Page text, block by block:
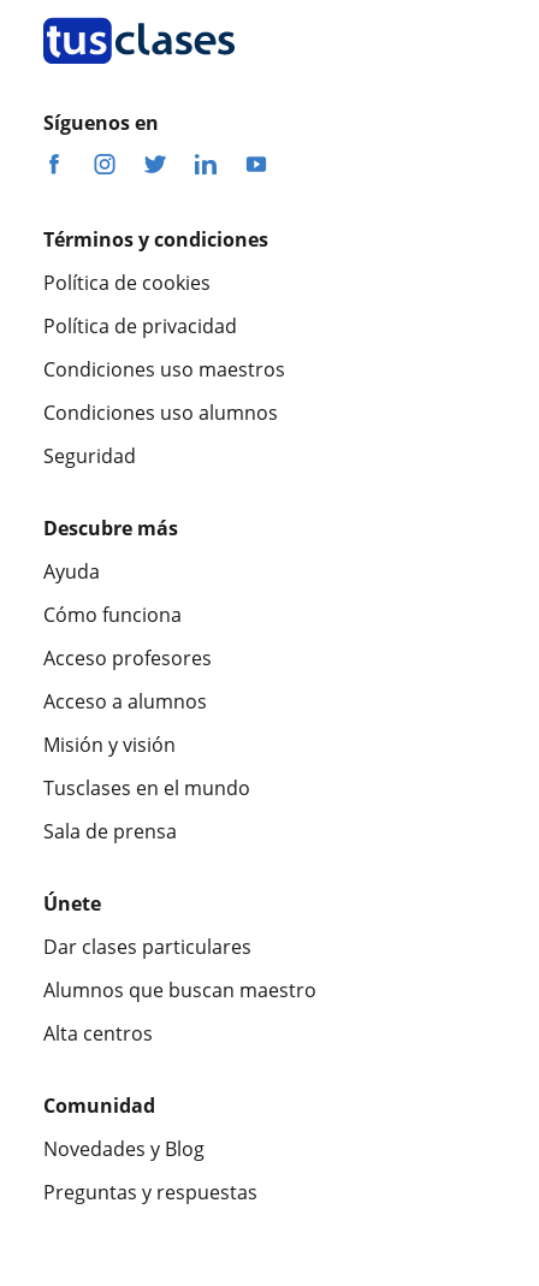
Síguenos en
Términos y condiciones
Política de cookies
Política de privacidad
Condiciones uso maestros
Condiciones uso alumnos
Seguridad
Descubre más
Ayuda
Cómo funciona
Acceso profesores
Acceso a alumnos
Misión y visión
Tusclases en el mundo
Sala de prensa
Únete
Dar clases particulares
Alumnos que buscan maestro
Alta centros
Comunidad
Novedades y Blog
Preguntas y respuestas